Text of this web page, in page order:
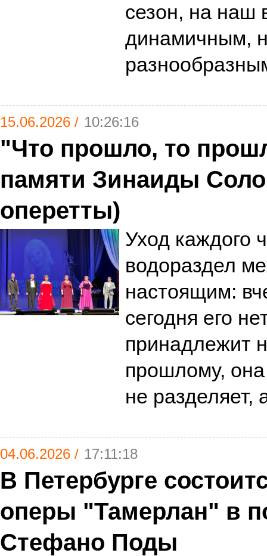
сезон, на наш
динамичным,
15.06.2026 / 10:26:16
"Что прошло, то
памяти Зинаиды
оперетты)
Уход каждого
водораздел
настоящим:
сегодня его
принадлежит
прошлому,
не разделяет,
04.06.2026 / 17:11:18
В Петербурге
оперы "Тамерлан" в
Стефано Поды